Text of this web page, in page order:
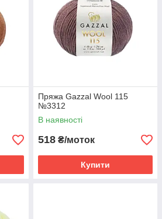
Пряжа Gazzal Wool 115
№3312
В наявності
518 ₴/моток
Купити